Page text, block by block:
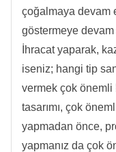
çoğalmaya devam
göstermeye
İhracat yaparak,
iseniz; hangi tip
vermek çok önemli
tasarımı, çok
yapmadan önce,
yapmanız da çok